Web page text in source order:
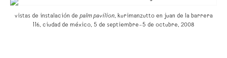
vistas de instalación de palm pavilion, kurimanzutto en juan de la barrera
116, ciudad de méxico, 5 de septiembre–5 de octubre, 2008